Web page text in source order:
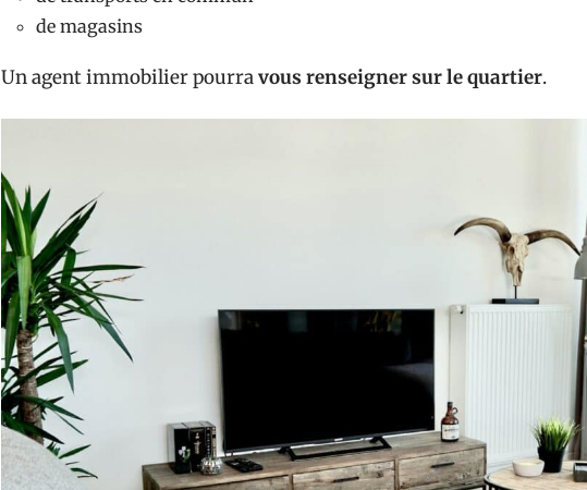
de magasins
Un agent immobilier pourravous renseigner sur le quartier.